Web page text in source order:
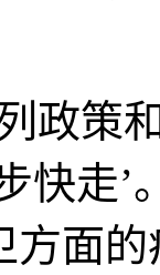
策和
快走
方面